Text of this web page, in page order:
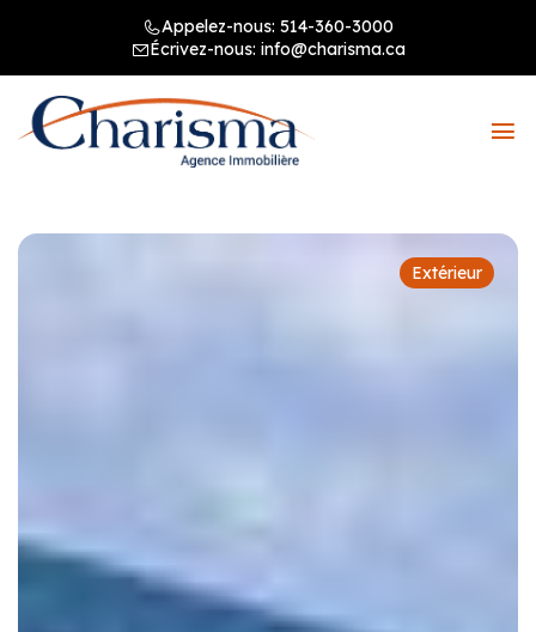
Appelez-nous: 514-360-3000
Écrivez-nous: info@charisma.ca
Extérieur